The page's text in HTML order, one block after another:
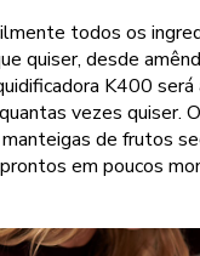
todos os
quiser, desde
K400 será
vezes quiser.
de frutos
em poucos